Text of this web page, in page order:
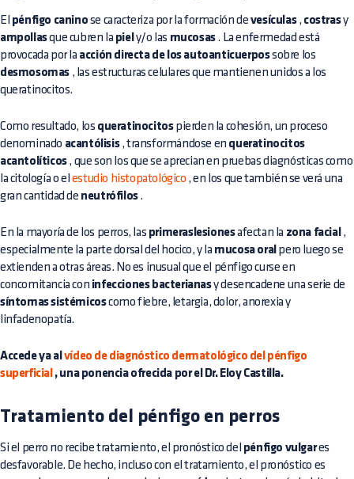
El pénfigo canino se caracteriza por la formación de vesículas, costrasy
ampollasque cubren la piel y/o las mucosas. La enfermedad está
provocada por la acción directa de los autoanticuerpossobre los
desmosomas , las estructuras celulares que mantienen unidos a los
queratinocitos.
Como resultado, los queratinocitospierden la cohesión, un proceso
denominado acantólisis, transformándose en queratinocitos
acantolíticos, que son los que se aprecian en pruebas diagnósticas como
la citología o el estudio histopatológico , en los que también se verá una
gran cantidad de neutrófilos.
En la mayoría de los perros, las primeraslesionesafectan la zona facial ,
especialmente la parte dorsal del hocico, y la mucosa oral pero luego se
extienden a otras áreas. No es inusual que el pénfigo curse en
concomitancia con infecciones bacterianasy desencadene una serie de
síntomas sistémicoscomo fiebre, letargia, dolor, anorexia y
linfadenopatía.
Accede ya al vídeo de diagnóstico dermatológico del pénfigo
superficial , una ponencia ofrecida por el Dr. Eloy Castilla.
Tratamiento del pénfigo en perros
Si el perro no recibe tratamiento, el pronóstico del pénfigo vulgares
desfavorable. De hecho, incluso con el tratamiento, el pronóstico es